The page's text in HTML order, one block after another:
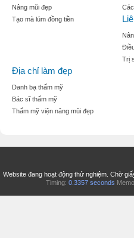
Nâng mũi đẹp
Tạo mà lúm đồng tiền
Trị
Địa chỉ làm đẹp
Danh bạ thẩm mỹ
Bác sĩ thẩm mỹ
Thẩm mỹ viện nâng mũi đẹp
Website đang hoạt động thử nghiệm. Chờ
Timing: 0.3357 seconds